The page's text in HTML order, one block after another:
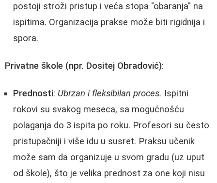
postoji stroži pristup i veća stopa "obaranja" na
ispitima. Organizacija prakse može biti rigidnija i
spora.
Privatne škole (npr. Dositej Obradović):
Prednosti: Ubrzan i fleksibilan proces. Ispitni
rokovi su svakog meseca, sa mogućnošću
polaganja do 3 ispita po roku. Profesori su često
pristupačniji i više idu u susret. Praksu učenik
može sam da organizuje u svom gradu (uz uput
od škole), što je velika prednost za one koji nisu